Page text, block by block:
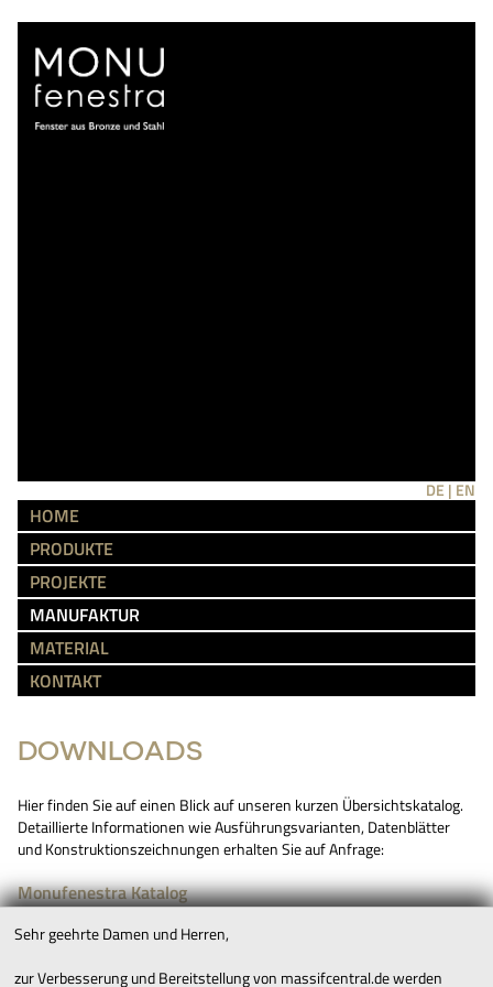
DE | EN
HOME
PRODUKTE
PROJEKTE
MANUFAKTUR
MATERIAL
KONTAKT
DOWNLOADS
Hier finden Sie auf einen Blick auf unseren kurzen Übersichtskatalog.
Detaillierte Informationen wie Ausführungsvarianten, Datenblätter
und Konstruktionszeichnungen erhalten Sie auf Anfrage:
Monufenestra Katalog
IMPRESSUM
AGB’S
Sehr geehrte Damen und Herren,
zur Verbesserung und Bereitstellung von massifcentral.de werden